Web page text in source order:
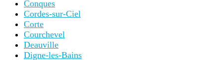
Conques
Cordes-sur-Ciel
Corte
Courchevel
Deauville
Digne-les-Bains